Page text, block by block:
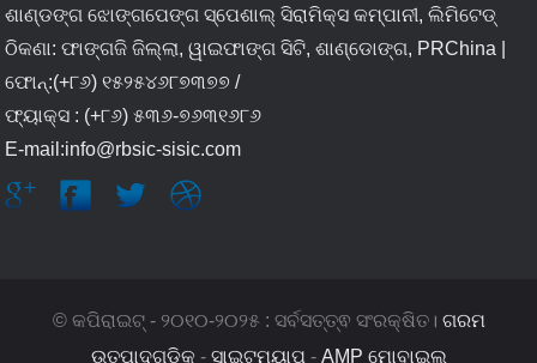
ଶାଣ୍ଡଙ୍ଗ ଝୋଙ୍ଗପେଙ୍ଗ ସ୍ପେଶାଲ୍ ସିରାମିକ୍ସ କମ୍ପାନୀ, ଲିମିଟେଡ୍
ଠିକଣା: ଫାଙ୍ଗଜି ଜିଲ୍ଲା, ୱାଇଫାଙ୍ଗ ସିଟି, ଶାଣ୍ଡୋଙ୍ଗ, PRChina |
ଫୋନ୍:(+୮୬) ୧୫୨୫୪୬୮୭୩୭୭ /
ଫ୍ୟାକ୍ସ : (+୮୬) ୫୩୬-୭୬୩୧୬୮୬
E-mail:info@rbsic-sisic.com
© କପିରାଇଟ୍ - ୨୦୧୦-୨୦୨୫ : ସର୍ବସତ୍ତ୍ଵ ସଂରକ୍ଷିତ। ଗରମ
ଉତ୍ପାଦଗୁଡ଼ିକ- ସାଇଟମ୍ୟାପ୍ - AMP ମୋବାଇଲ୍